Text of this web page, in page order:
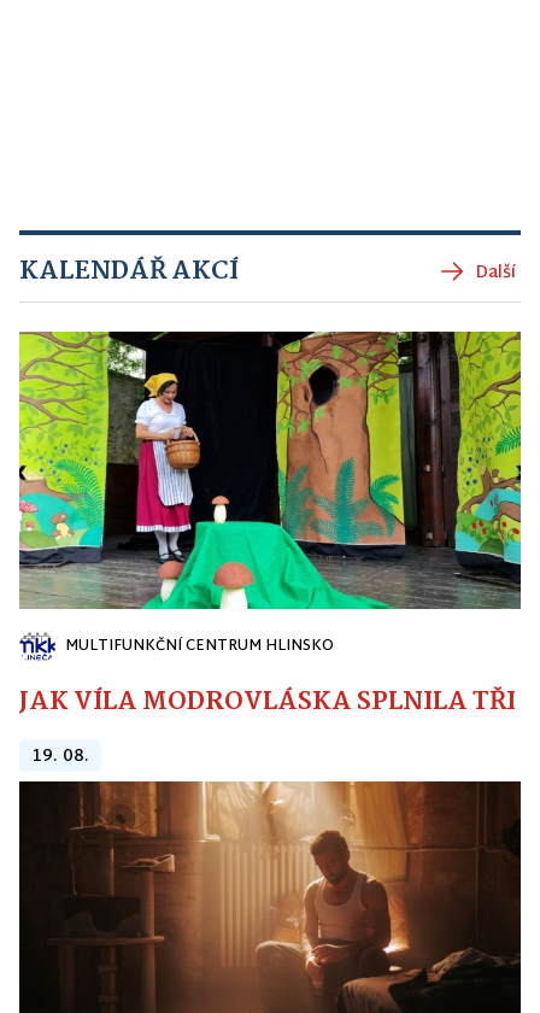
KALENDÁŘ AKCÍ Další
MULTIFUNKČNÍ CENTRUM HLINSKO
JAK VÍLA MODROVLÁSKA SPLNILA
19. 08.